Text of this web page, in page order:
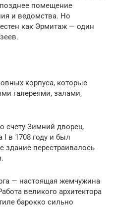
помещение
и ведомства. Но
как Эрмитаж — один
корпуса, которые
галереями, залами,
счету Зимний дворец.
в 1708 году и был
перестраивалось
— настоящая жемчужина
великого архитектора
барокко сильно